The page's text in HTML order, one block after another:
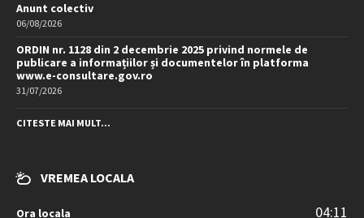
Anunt colectiv
06/08/2026
ORDIN nr. 1128 din 2 decembrie 2025 privind normele de
publicare a informațiilor și documentelor în platforma
www.e-consultare.gov.ro
31/07/2026
CITESTE MAI MULT...
VREMEA LOCALA
Ora locala 04:11